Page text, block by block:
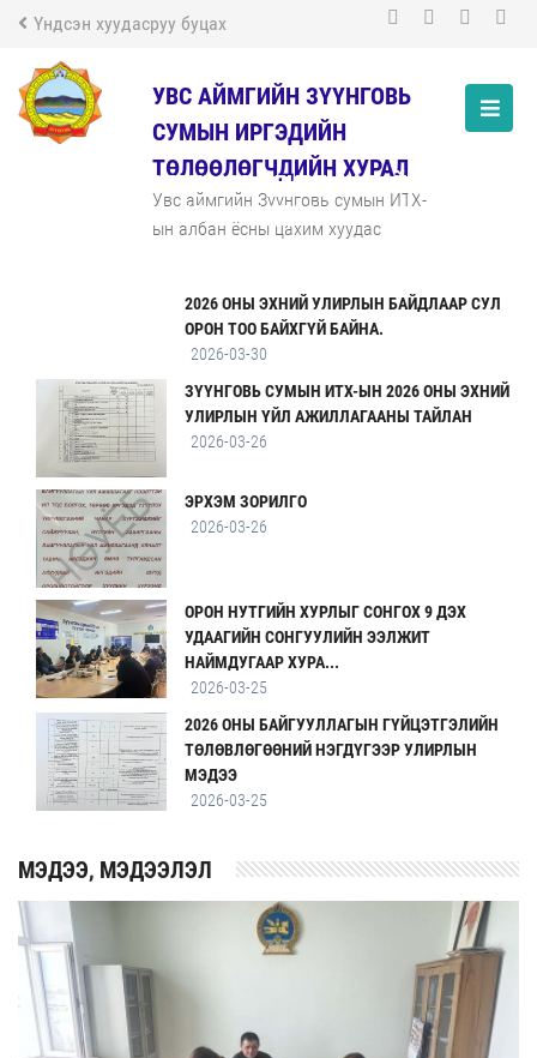
Үндсэн хуудасруу буцах
УВС АЙМГИЙН ЗҮҮНГОВЬ
СУМЫН ИРГЭДИЙН
ТӨЛӨӨЛӨГЧДИЙН ХУРАЛ
Увс аймгийн Зүүнговь сумын ИТХ-
ын албан ёсны цахим хуудас
2026 ОНЫ НЭГДҮГЭЭР УЛИРЛЫН БАЙДЛААР
ӨРГӨДӨЛ ГОМДЛЫН МЭДЭЭ
2026 ОНЫ ЭХНИЙ УЛИРЛЫН БАЙДЛААР СУЛ
ОРОН ТОО БАЙХГҮЙ БАЙНА.
2026-03-30
ЗҮҮНГОВЬ СУМЫН ИТХ-ЫН 2026 ОНЫ ЭХНИЙ
УЛИРЛЫН ҮЙЛ АЖИЛЛАГААНЫ ТАЙЛАН
2026-03-26
ЭРХЭМ ЗОРИЛГО
2026-03-26
ОРОН НУТГИЙН ХУРЛЫГ СОНГОХ 9 ДЭХ
УДААГИЙН СОНГУУЛИЙН ЭЭЛЖИТ
НАЙМДУГААР ХУРА...
2026-03-25
2026 ОНЫ БАЙГУУЛЛАГЫН ГҮЙЦЭТГЭЛИЙН
ТӨЛӨВЛӨГӨӨНИЙ НЭГДҮГЭЭР УЛИРЛЫН
МЭДЭЭ
2026-03-25
MЭДЭЭ, МЭДЭЭЛЭЛ